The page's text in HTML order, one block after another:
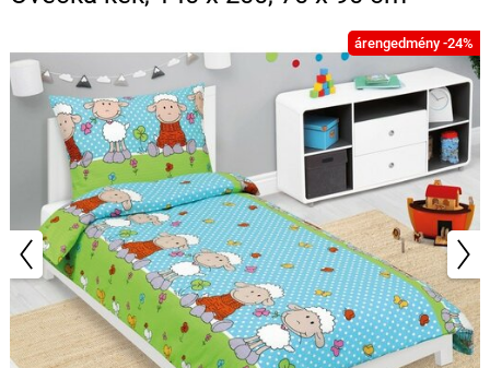
árengedmény -24%